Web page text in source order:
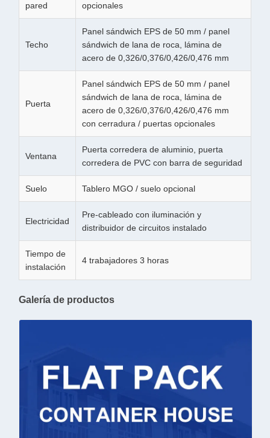
pared
opcionales
Techo
Panel sándwich EPS de 50 mm / panel
sándwich de lana de roca, lámina de
acero de 0,326/0,376/0,426/0,476 mm
Puerta
Panel sándwich EPS de 50 mm / panel
sándwich de lana de roca, lámina de
acero de 0,326/0,376/0,426/0,476 mm
con cerradura / puertas opcionales
Ventana
Puerta corredera de aluminio, puerta
corredera de PVC con barra de seguridad
Suelo Tablero MGO / suelo opcional
Electricidad
Pre-cableado con iluminación y
distribuidor de circuitos instalado
Tiempo de
instalación
4 trabajadores 3 horas
Galería de productos